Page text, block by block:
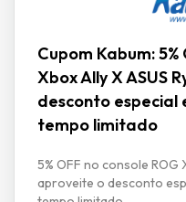
Cupom Kabum: 5%
Xbox Ally X ASUS
desconto
tempo limitado
5% OFF no console ROG
aproveite o desconto